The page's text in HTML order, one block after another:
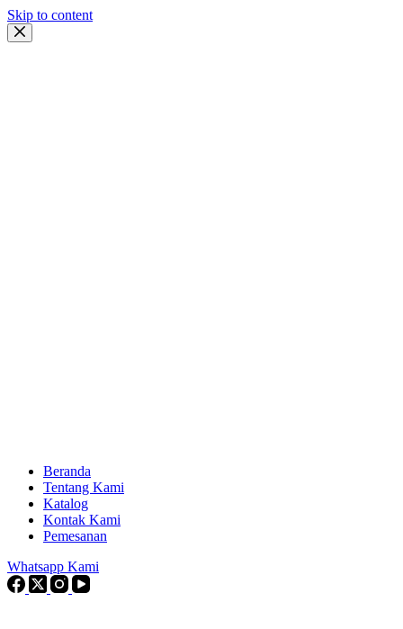
Skip to content
Beranda
Tentang Kami
Katalog
Kontak Kami
Pemesanan
Whatsapp Kami